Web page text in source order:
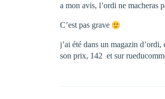
a mon avis, l’ordi ne macheras
C’est pas grave
j’ai été dans un magazin
son prix, 142  et sur